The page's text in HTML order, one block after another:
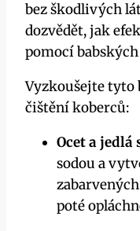
bez škodlivých
dozvědět, jak
pomocí
Vyzkoušejte tyto
čištění koberců:
Ocet a jedlá
sodou a
poté